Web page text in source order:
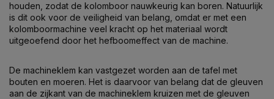
houden, zodat de kolomboor nauwkeurig kan boren. Natuurlijk
is dit ook voor de veiligheid van belang, omdat er met een
kolomboormachine veel kracht op het materiaal wordt
uitgeoefend door het hefboomeffect van de machine.
De machineklem kan vastgezet worden aan de tafel met
bouten en moeren. Het is daarvoor van belang dat de gleuven
aan de zijkant van de machineklem kruizen met de gleuven